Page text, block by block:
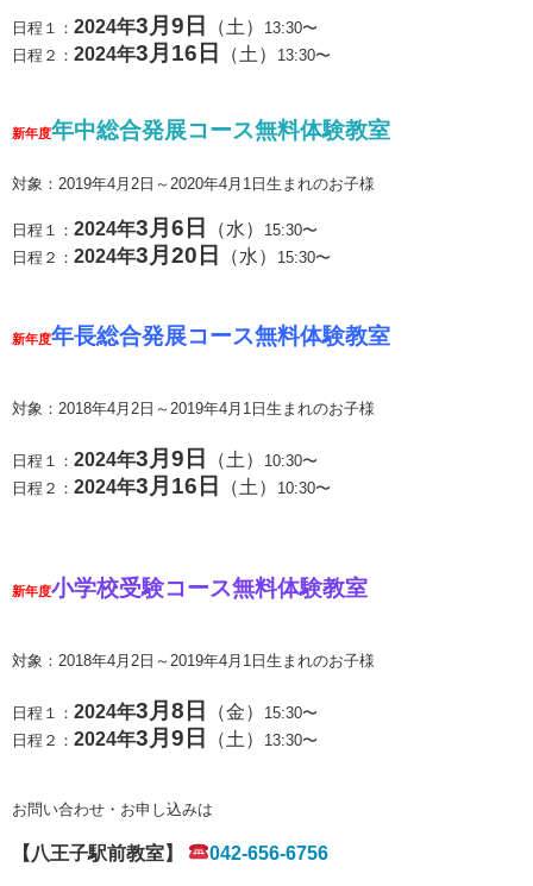
日程１： 2024年3月9日 （土）
13:30〜
日程２： 2024年3月16日 （土） 13:30〜
新年度年中総合発展コース無料体験教室
対象：2019年4月2日～2020年4月1日生まれのお子様
日程１： 2024年3月6日 （水）
15:30〜
日程２： 2024年3月20日 （水） 15:30〜
新年度年長総合発展コース無料体験教室
対象：2018年4月2日～2019年4月1日生まれのお子様
日程１： 2024年3月9日 （土）
10:30〜
日程２： 2024年3月16日 （土） 10:30〜
新年度小学校受験コース無料体験教室
対象：2018年4月2日～2019年4月1日生まれのお子様
日程１： 2024年3月8日 （金）
15:30〜
日程２： 2024年3月9日 （土） 13:30〜
お問い合わせ・お申し込みは
【八王子駅前教室】 042-656-6756